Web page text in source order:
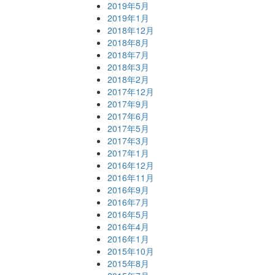
2019年5月
2019年1月
2018年12月
2018年8月
2018年7月
2018年3月
2018年2月
2017年12月
2017年9月
2017年6月
2017年5月
2017年3月
2017年1月
2016年12月
2016年11月
2016年9月
2016年7月
2016年5月
2016年4月
2016年1月
2015年10月
2015年8月